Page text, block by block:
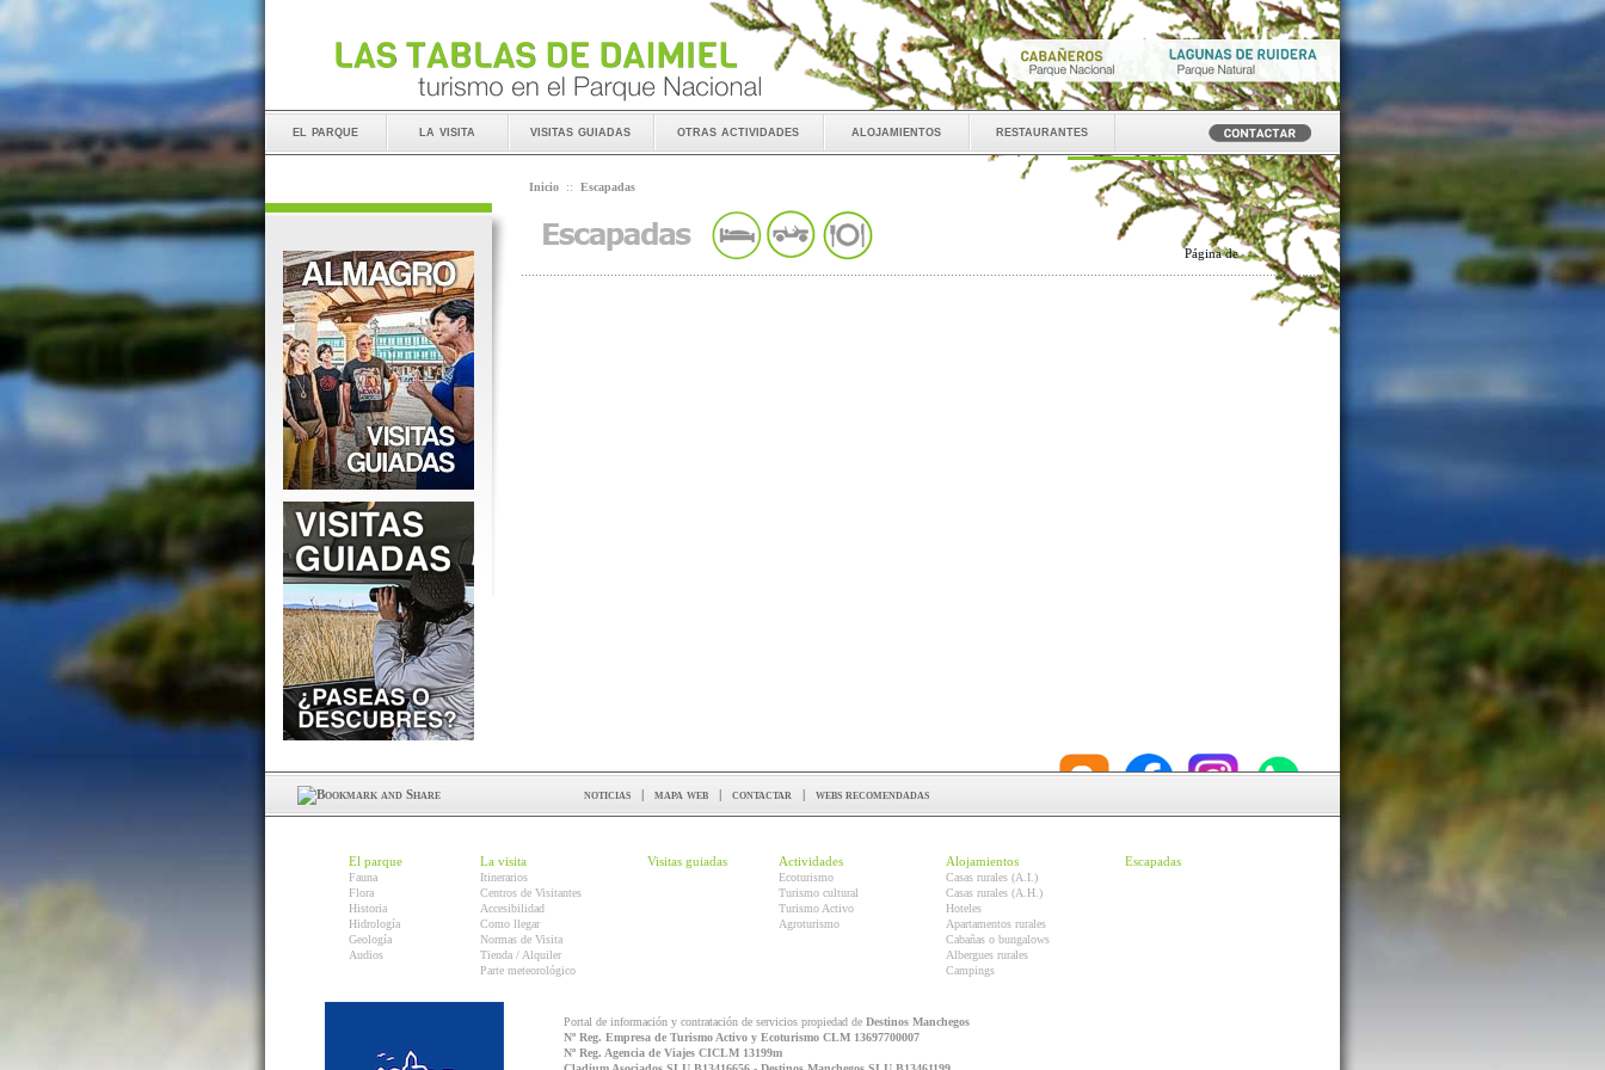
el parque la visita visitas guiadas otras actividades alojamientos restaurantes
Inicio :: Escapadas
Páginade
noticias | mapa web | contactar | webs recomendadas
El parque
Fauna
Flora
Historia
Hidrología
Geología
Audios
La visita
Itinerarios
Centros de Visitantes
Accesibilidad
Como llegar
Normas de Visita
Tienda / Alquiler
Parte meteorológico
Visitas guiadas Actividades
Ecoturismo
Turismo cultural
Turismo Activo
Agroturismo
Alojamientos
Casas rurales (A.I.)
Casas rurales (A.H.)
Hoteles
Apartamentos rurales
Cabañas o bungalows
Albergues rurales
Campings
Escapadas
Portal de información y contratación de servicios propiedad de Destinos Manchegos
Nº Reg. Empresa de Turismo Activo y Ecoturismo CLM 13697700007
Nº Reg. Agencia de Viajes CICLM 13199m